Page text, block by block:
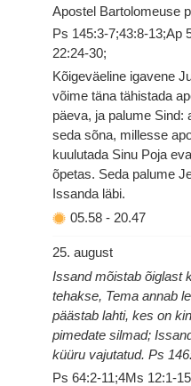
Apostel Bartolomeuse
Ps 145:3-7;43:8-13;Ap
22:24-30;
Kõigeväeline igavene
võime täna tähistada
päeva, ja palume Sind:
seda sõna, millesse
kuulutada Sinu Poja
õpetas. Seda palume
Issanda läbi.
05.58 - 20.47
25. august
Issand mõistab õiglast
tehakse, Tema annab
päästab lahti, kes on
pimedate silmad;
küüru vajutatud. Ps
Ps 64:2-11;4Ms 12:1-